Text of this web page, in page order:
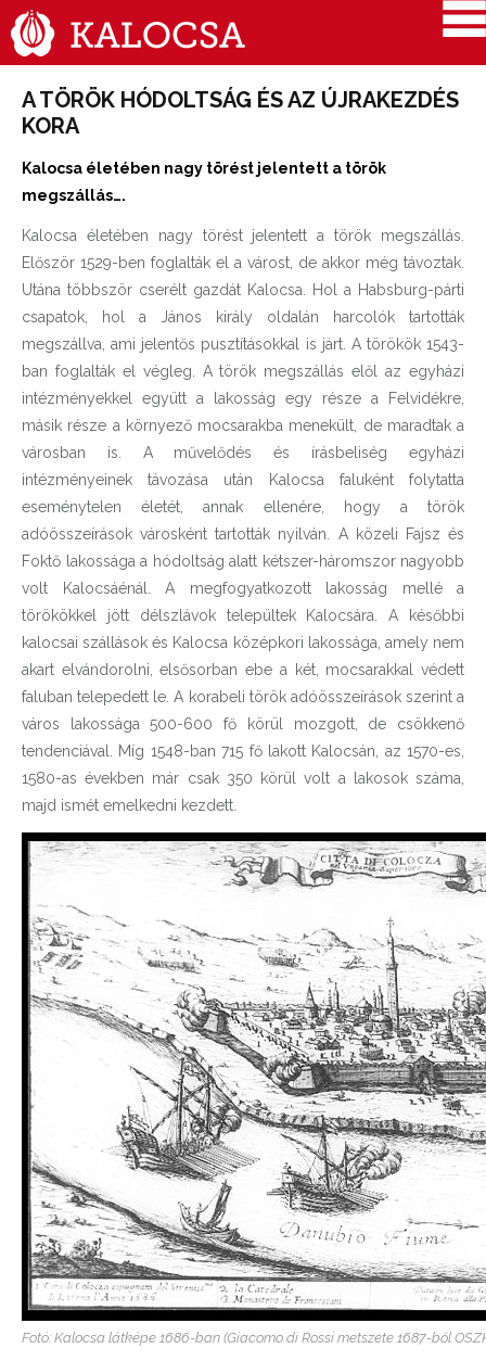
A TÖRÖK HÓDOLTSÁG ÉS AZ ÚJRAKEZDÉS
KORA
Kalocsa életében nagy törést jelentett a török
megszállás….
Kalocsa életében nagy törést jelentett a török megszállás.
Először 1529-ben foglalták el a várost, de akkor még távoztak.
Utána többször cserélt gazdát Kalocsa. Hol a Habsburg-párti
csapatok, hol a János király oldalán harcolók tartották
megszállva, ami jelentős pusztításokkal is járt. A törökök 1543-
ban foglalták el végleg. A török megszállás elől az egyházi
intézményekkel együtt a lakosság egy része a Felvidékre,
másik része a környező mocsarakba menekült, de maradtak a
városban is. A művelődés és írásbeliség egyházi
intézményeinek távozása után Kalocsa faluként folytatta
eseménytelen életét, annak ellenére, hogy a török
adóösszeírások városként tartották nyilván. A közeli Fajsz és
Foktő lakossága a hódoltság alatt kétszer-háromszor nagyobb
volt Kalocsáénál. A megfogyatkozott lakosság mellé a
törökökkel jött délszlávok települtek Kalocsára. A későbbi
kalocsai szállások és Kalocsa középkori lakossága, amely nem
akart elvándorolni, elsősorban ebe a két, mocsarakkal védett
faluban telepedett le. A korabeli török adóösszeírások szerint a
város lakossága 500-600 fő körül mozgott, de csökkenő
tendenciával. Míg 1548-ban 715 fő lakott Kalocsán, az 1570-es,
1580-as években már csak 350 körül volt a lakosok száma,
majd ismét emelkedni kezdett.
Fotó: Kalocsa látképe 1686-ban (Giacomo di Rossi metszete 1687-ből